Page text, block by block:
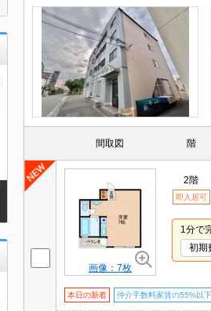
間取図 階
画像：7枚
2階
即入居可
1分で
初期
本日の新着 仲介手数料家賃の55%以下